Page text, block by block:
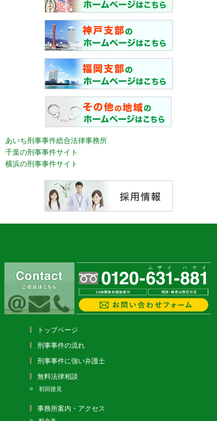
あいち刑事事件総合法律事務所
千葉の刑事事件サイト
横浜の刑事事件サイト
トップページ
刑事事件の流れ
刑事事件に強い弁護士
無料法律相談
初回接見
事務所案内・アクセス